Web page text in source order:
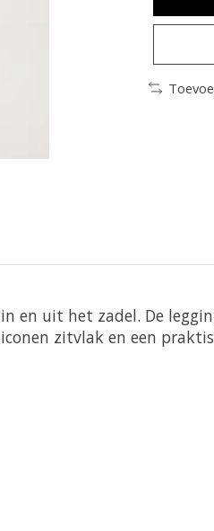
en uit het zadel. De
zitvlak en een